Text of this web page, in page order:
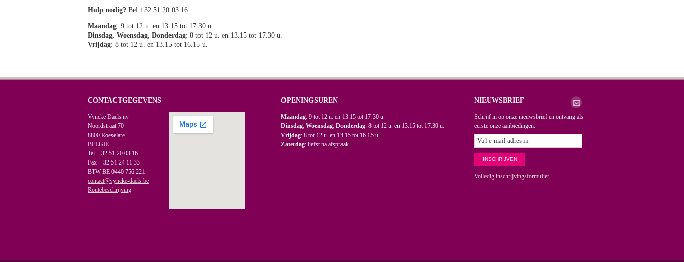
Hulp nodig? Bel +32 51 20 03 16
Maandag: 9 tot 12 u. en 13.15 tot 17.30 u.
Dinsdag, Woensdag, Donderdag: 8 tot 12 u. en 13.15 tot 17.30 u.
Vrijdag: 8 tot 12 u. en 13.15 tot 16.15 u.
CONTACTGEGEVENS
Vyncke Daels nv
Noordstraat 70
8800 Roeselare
BELGIË
Tel + 32 51 20 03 16
Fax + 32 51 24 11 33
BTW BE 0440 756 221
contact@vyncke-daels.be
Routebeschrijving
OPENINGSUREN
Maandag: 9 tot 12 u. en 13.15 tot 17.30 u.
Dinsdag, Woensdag, Donderdag: 8 tot 12 u. en 13.15 tot 17.30 u.
Vrijdag: 8 tot 12 u. en 13.15 tot 16.15 u.
Zaterdag: liefst na afspraak
NIEUWSBRIEF
Schrijf in op onze nieuwsbrief en ontvang als
eerste onze aanbiedingen.
Volledig inschrijvingsformulier